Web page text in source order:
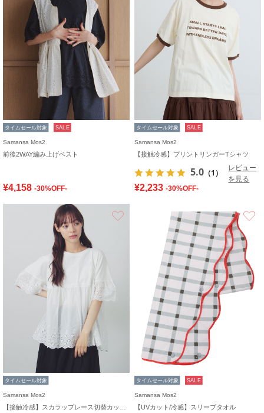
タイムセール対象 SALE
Samansa Mos2
前後2WAY編み上げベスト
¥4,158 -30%OFF-
タイムセール対象 SALE
Samansa Mos2
【接触冷感】プリントリンガーTシャツ
5.0 （1）
レビュー
を見る
¥2,233 -30%OFF-
タイムセール対象
Samansa Mos2
タイムセール対象 SALE
Samansa Mos2
【UVカット/冷感】スリーブタオル